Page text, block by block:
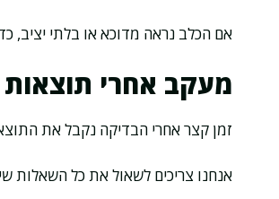
אם הכלב נראה מדוכא או בלתי יציב,
מעקב אחרי
זמן קצר אחרי הבדיקה נקבל את
אנחנו צריכים לשאול את כל השאלות